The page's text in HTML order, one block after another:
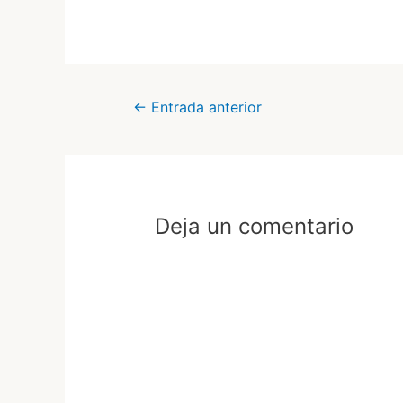
← Entrada anterior
Deja un comentario